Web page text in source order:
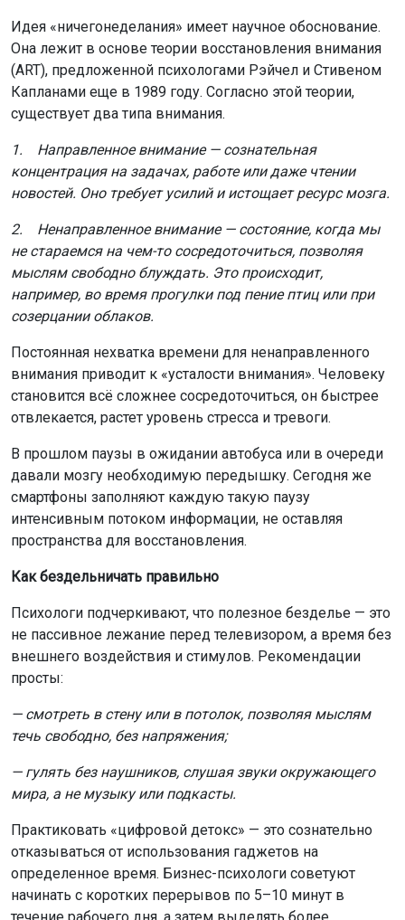
Идея «ничегонеделания» имеет научное обоснование.
Она лежит в основе теории восстановления внимания
(ART), предложенной психологами Рэйчел и Стивеном
Капланами еще в 1989 году. Согласно этой теории,
существует два типа внимания.
1. Направленное внимание — сознательная
концентрация на задачах, работе или даже чтении
новостей. Оно требует усилий и истощает ресурс мозга.
2. Ненаправленное внимание — состояние, когда мы
не стараемся на чем-то сосредоточиться, позволяя
мыслям свободно блуждать. Это происходит,
например, во время прогулки под пение птиц или при
созерцании облаков.
Постоянная нехватка времени для ненаправленного
внимания приводит к «усталости внимания». Человеку
становится всё сложнее сосредоточиться, он быстрее
отвлекается, растет уровень стресса и тревоги.
В прошлом паузы в ожидании автобуса или в очереди
давали мозгу необходимую передышку. Сегодня же
смартфоны заполняют каждую такую паузу
интенсивным потоком информации, не оставляя
пространства для восстановления.
Как бездельничать правильно
Психологи подчеркивают, что полезное безделье — это
не пассивное лежание перед телевизором, а время без
внешнего воздействия и стимулов. Рекомендации
просты:
— смотреть в стену или в потолок, позволяя мыслям
течь свободно, без напряжения;
— гулять без наушников, слушая звуки окружающего
мира, а не музыку или подкасты.
Практиковать «цифровой детокс» — это сознательно
отказываться от использования гаджетов на
определенное время. Бизнес-психологи советуют
начинать с коротких перерывов по 5–10 минут в